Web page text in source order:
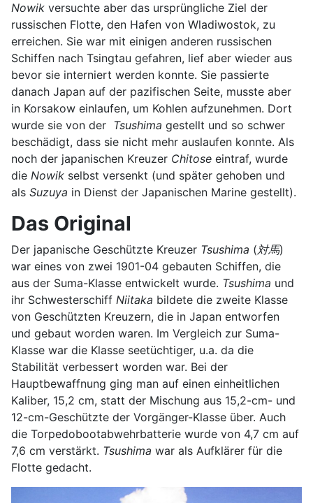
Nowik versuchte aber das ursprüngliche Ziel der
russischen Flotte, den Hafen von Wladiwostok, zu
erreichen. Sie war mit einigen anderen russischen
Schiffen nach Tsingtau gefahren, lief aber wieder aus
bevor sie interniert werden konnte. Sie passierte
danach Japan auf der pazifischen Seite, musste aber
in Korsakow einlaufen, um Kohlen aufzunehmen. Dort
wurde sie von der Tsushima gestellt und so schwer
beschädigt, dass sie nicht mehr auslaufen konnte. Als
noch der japanischen Kreuzer Chitose eintraf, wurde
die Nowik selbst versenkt (und später gehoben und
als Suzuya in Dienst der Japanischen Marine gestellt).
Das Original
Der japanische Geschützte Kreuzer Tsushima (対馬)
war eines von zwei 1901-04 gebauten Schiffen, die
aus der Suma-Klasse entwickelt wurde. Tsushima und
ihr Schwesterschiff Niitaka bildete die zweite Klasse
von Geschützten Kreuzern, die in Japan entworfen
und gebaut worden waren. Im Vergleich zur Suma-
Klasse war die Klasse seetüchtiger, u.a. da die
Stabilität verbessert worden war. Bei der
Hauptbewaffnung ging man auf einen einheitlichen
Kaliber, 15,2 cm, statt der Mischung aus 15,2-cm- und
12-cm-Geschützte der Vorgänger-Klasse über. Auch
die Torpedobootabwehrbatterie wurde von 4,7 cm auf
7,6 cm verstärkt. Tsushima war als Aufklärer für die
Flotte gedacht.